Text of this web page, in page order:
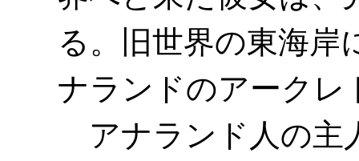
る。旧世界の東海岸
ナランドのアーク
アナランド人の主